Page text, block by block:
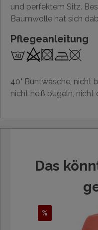
und perfektem Sitz.
Baumwolle hat sich
Pflegeanleitung
40° Buntwäsche, nicht
nicht heiß bügeln, nicht
Das
%